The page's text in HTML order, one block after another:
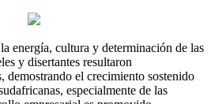
energía, cultura y determinación de las
y disertantes resultaron
demostrando el crecimiento sostenido
especialmente de las